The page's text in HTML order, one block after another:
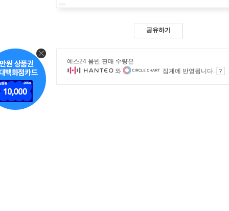
공유하기
예스24 음반 판매 수량은
와
집계에 반영됩니다.